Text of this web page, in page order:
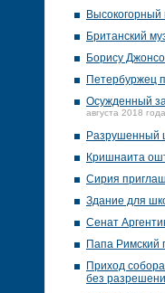
Высокогорный
Британский
Борису
Петербуржец
Осужденный
августа 2018
Разрушенный
Кришнаита
Сирия
Здание для
Сенат
Папа Римский
Приход
без